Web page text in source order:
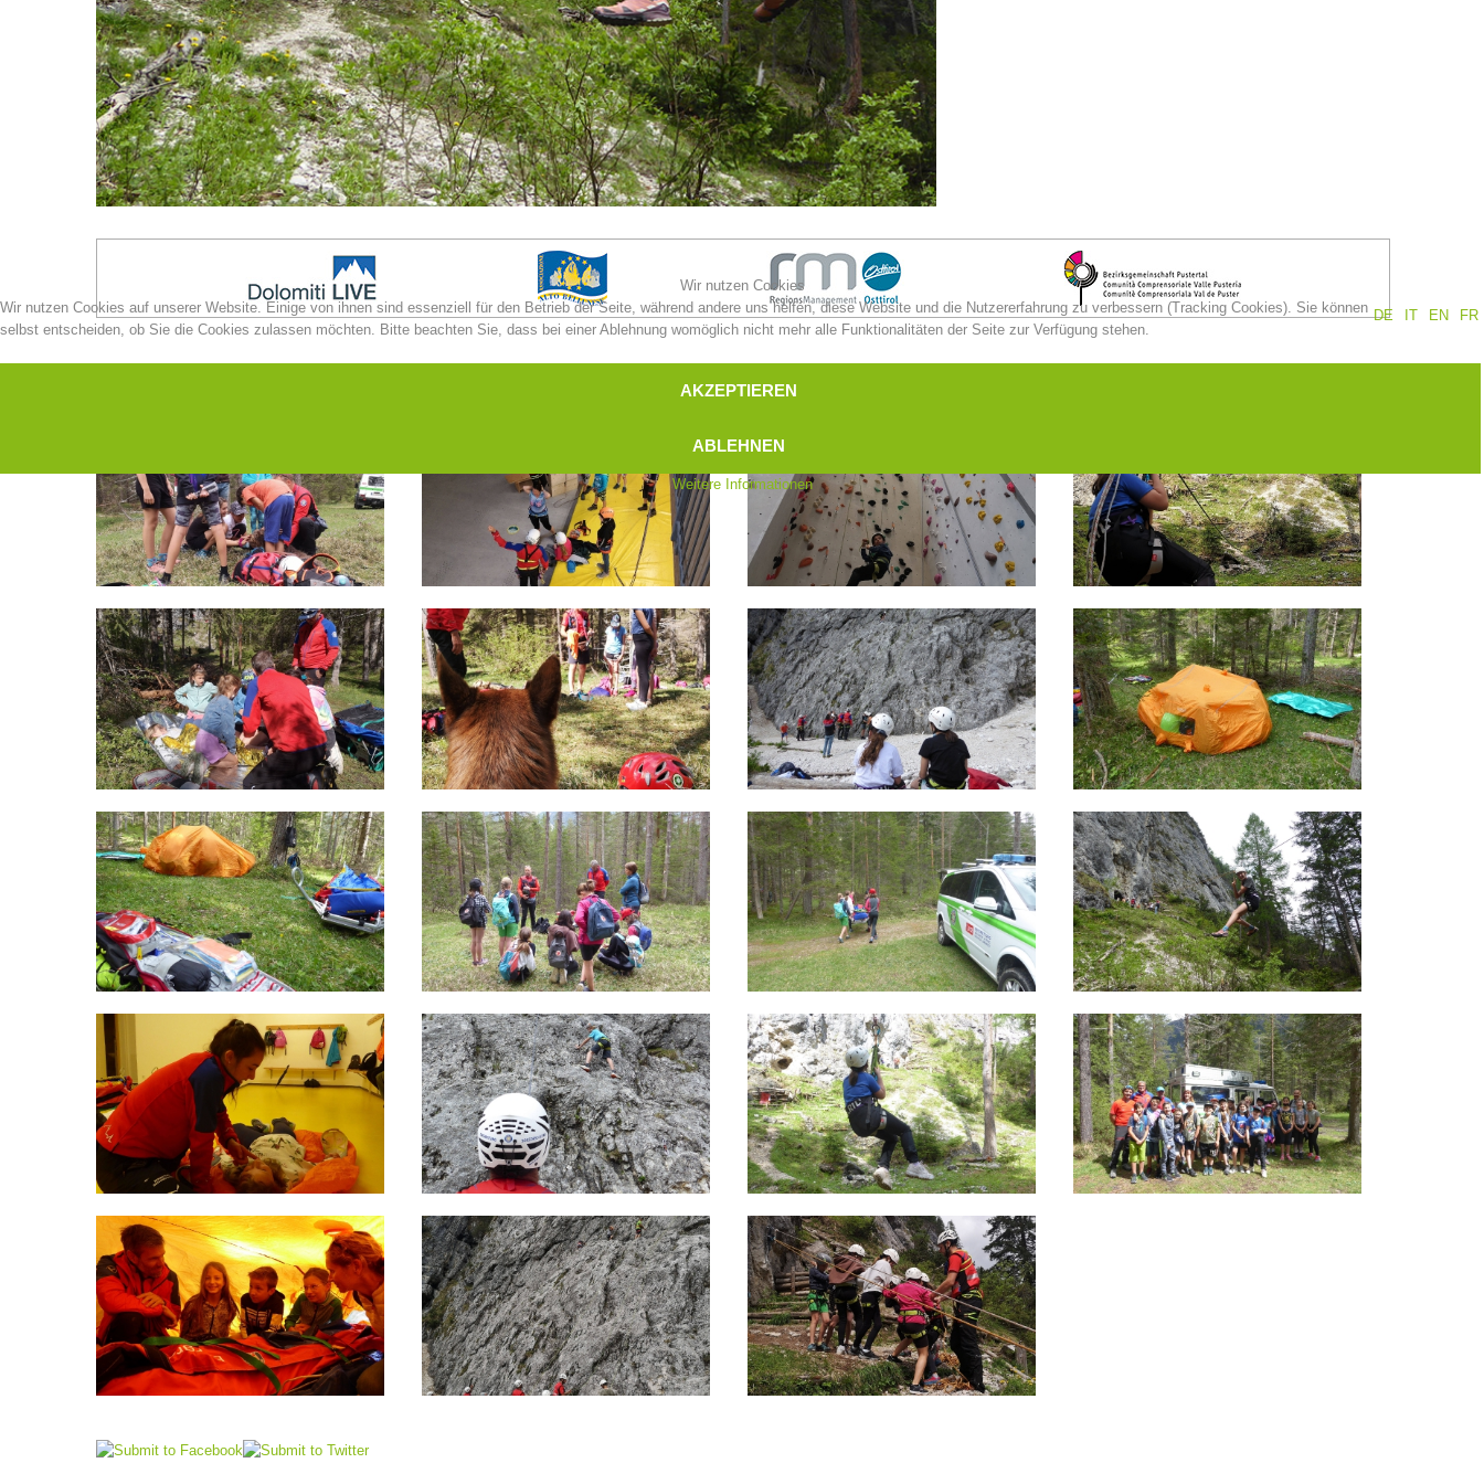
Wir nutzen Cookies
DE
IT EN FR
Wir nutzen Cookies auf unserer Website. Einige von ihnen sind essenziell für den Betrieb der Seite, während andere uns helfen, diese Website und die Nutzererfahrung zu verbessern (Tracking Cookies). Sie können
selbst entscheiden, ob Sie die Cookies zulassen möchten. Bitte beachten Sie, dass bei einer Ablehnung womöglich nicht mehr alle Funktionalitäten der Seite zur Verfügung stehen.
AKZEPTIEREN
ABLEHNEN
Weitere Informationen